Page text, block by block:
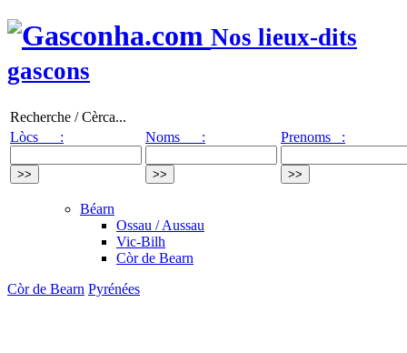
Nos lieux-dits
gascons
Recherche / Cèrca...
Lòcs :
Noms : Prenoms :
Béarn
Ossau / Aussau
Vic-Bilh
Còr de Bearn
Còr de Bearn Pyrénées